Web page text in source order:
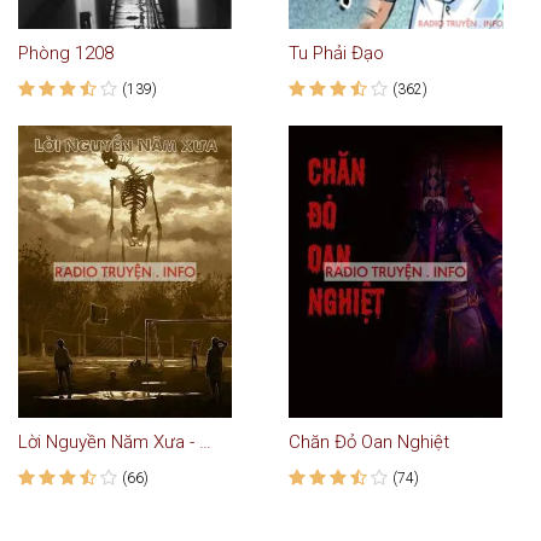
Phòng 1208
(139)
Tu Phải Đạo
(362)
Lời Nguyền Năm Xưa - Truyện Ma
(66)
Chăn Đỏ Oan Nghiệt
(74)